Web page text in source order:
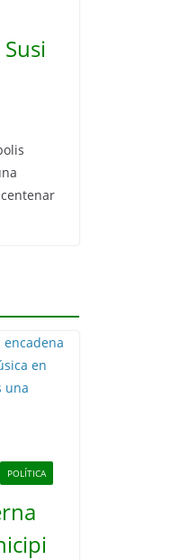
POLÍTICA